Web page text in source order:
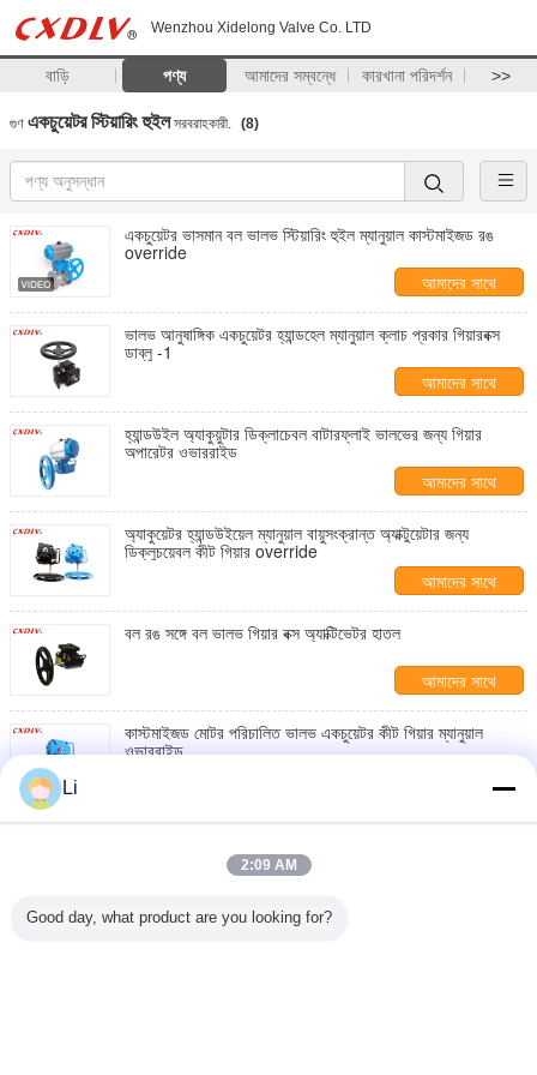
Wenzhou Xidelong Valve Co. LTD
বাড়ি পণ্য আমাদের সম্বন্ধে কারখানা পরিদর্শন >>
গুণ একচুয়েটর স্টিয়ারিং হুইলসরবরাহকারী. (8)
একচুয়েটর ভাসমান বল ভালভ স্টিয়ারিং হুইল ম্যানুয়াল কাস্টমাইজড রঙ
override
আমাদের সাথে
যোগাযোগ করুন
ভালভ আনুষাঙ্গিক একচুয়েটর হ্যান্ডহেল ম্যানুয়াল ক্লাচ প্রকার গিয়ারবক্স
ডাব্লু -1
আমাদের সাথে
যোগাযোগ করুন
হ্যান্ডউইল অ্যাকুয়ুটার ডিক্লাচেবল বাটারফ্লাই ভালভের জন্য গিয়ার
অপারেটর ওভাররাইড
আমাদের সাথে
যোগাযোগ করুন
অ্যাকুয়েটর হ্যান্ডউইয়েল ম্যানুয়াল বায়ুসংক্রান্ত অ্যাক্টুয়েটার জন্য
ডিক্লুচয়েবল কীট গিয়ার override
আমাদের সাথে
যোগাযোগ করুন
বল রঙ সঙ্গে বল ভালভ গিয়ার বক্স অ্যাক্টিভেটর হাতল
আমাদের সাথে
যোগাযোগ করুন
কাস্টমাইজড মোটর পরিচালিত ভালভ একচুয়েটর কীট গিয়ার ম্যানুয়াল
ওভাররাইড
হ্যান্ডহেল কন্ট্রোল ভালভ একচুয়েটর ম্যানুয়াল কোয়ার্টার চালু ভালভ জন্য কীট
Li
2:09 AM
Good day, what product are you looking for?